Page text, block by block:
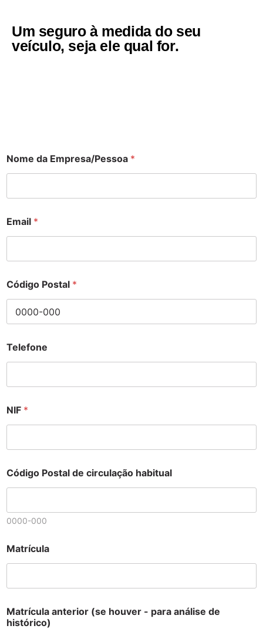
Um seguro à medida do seu
veículo, seja ele qual for.
Nome da Empresa/Pessoa *
Email *
Código Postal *
Telefone
NIF *
Código Postal de circulação habitual
0000-000
Matrícula
Matrícula anterior (se houver - para análise de
histórico)